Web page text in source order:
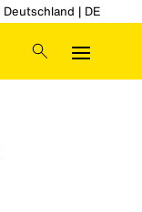
Deutschland | DE